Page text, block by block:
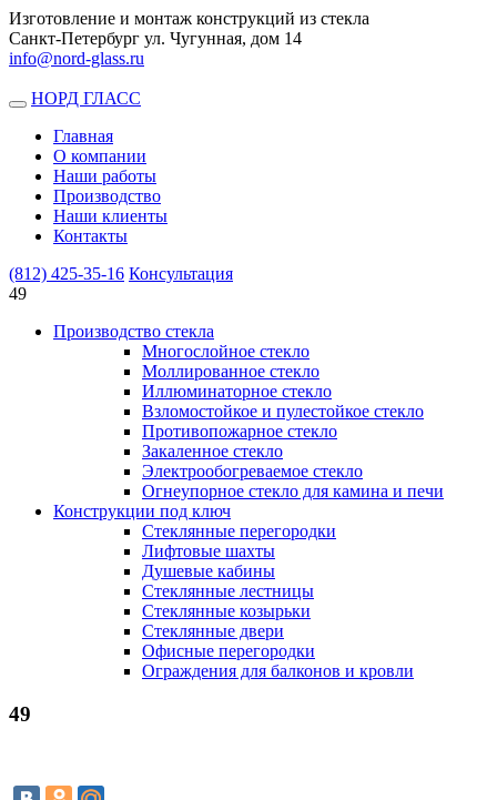
Изготовление и монтаж конструкций из стекла
Санкт-Петербург ул. Чугунная, дом 14
info@nord-glass.ru
Toggle
navigation
НОРД ГЛАСС
Главная
О компании
Наши работы
Производство
Наши клиенты
Контакты
(812) 425-35-16 Консультация
49
Производство стекла
Многослойное стекло
Моллированное стекло
Иллюминаторное стекло
Взломостойкое и пулестойкое стекло
Противопожарное стекло
Закаленное стекло
Электрообогреваемое стекло
Огнеупорное стекло для камина и печи
Конструкции под ключ
Стеклянные перегородки
Лифтовые шахты
Душевые кабины
Cтеклянные лестницы
Cтеклянные козырьки
Cтеклянные двери
Офисные перегородки
Ограждения для балконов и кровли
49